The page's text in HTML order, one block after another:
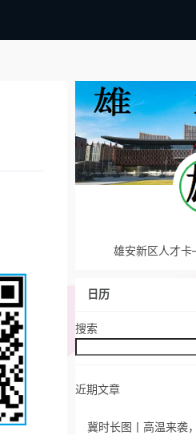
雄安新区人才
日历
搜索
近期文章
冀时长图丨高温来袭